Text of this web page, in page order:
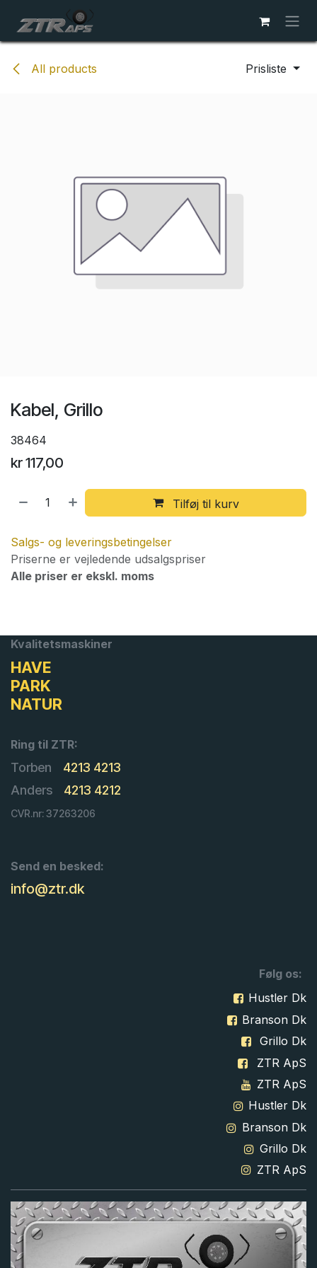
All products Prisliste
Kabel, Grillo
38464
kr117,00
Tilføj til kurv
Salgs- og leveringsbetingelser
Priserne er vejledende udsalgspriser
Alle priser er ekskl. moms
Kvalitetsmaskiner
HAVE
PARK
NATUR
Ring til ZTR:
Torben
4213 4213
Anders
4213 4212
CVR.nr: 37263206
Send en besked:
info@ztr.dk
Følg os:
Hustler Dk
Branson Dk
Grillo Dk
ZTR ApS
ZTR ApS
Hustler Dk
Branson Dk
Grillo Dk
ZTR ApS